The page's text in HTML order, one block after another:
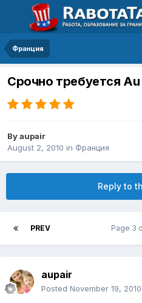
Франция
Срочно требуется
Byaupair
August 2, 2010 in Франция
Reply to
PREV Page 3
aupair
Posted November 19, 2010